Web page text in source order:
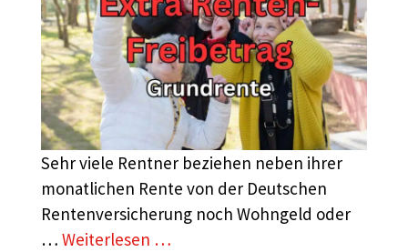
Sehr viele Rentner beziehen neben ihrer
monatlichen Rente von der Deutschen
Rentenversicherung noch Wohngeld oder
… Weiterlesen …